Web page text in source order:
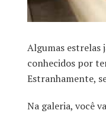
Algumas estrelas
conhecidos por
Estranhamente,
Na galeria, você